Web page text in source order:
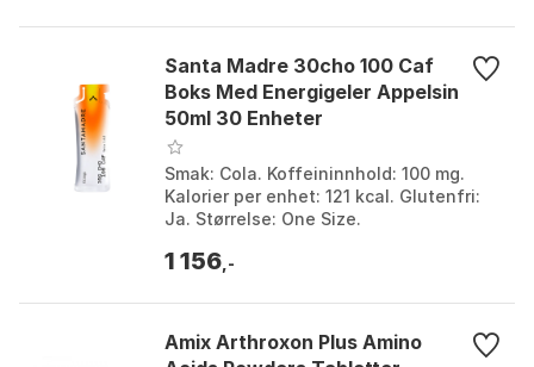
Santa Madre 30cho 100 Caf
Boks Med Energigeler Appelsin
50ml 30 Enheter
Smak: Cola. Koffeininnhold: 100 mg.
Kalorier per enhet: 121 kcal. Glutenfri:
Ja. Størrelse: One Size.
1 156 ,-
Amix Arthroxon Plus Amino